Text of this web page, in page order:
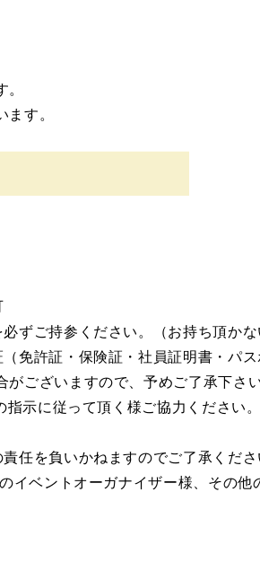
す。
ずご持参ください。（お持ち頂かな
免許証・保険証・社員証明書・パ
ございますので、予めご了承下さい
示に従って頂く様ご協力ください
任を負いかねますのでご了承くださ
イベントオーガナイザー様、その